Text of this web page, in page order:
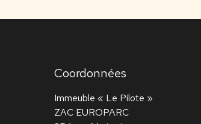
Coordonnées
Immeuble « Le Pilote »
ZAC EUROPARC